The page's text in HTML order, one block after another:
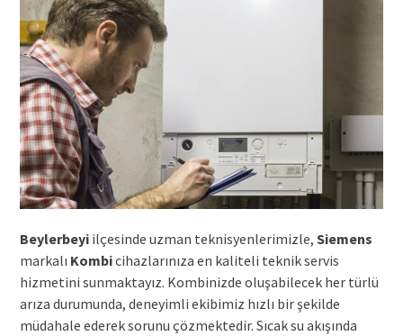
Beylerbeyiilçesinde uzman teknisyenlerimizle, Siemens
markalı Kombicihazlarınıza en kaliteli teknik servis
hizmetini sunmaktayız. Kombinizde oluşabilecek her türlü
arıza durumunda, deneyimli ekibimiz hızlı bir şekilde
müdahale ederek sorunu çözmektedir. Sıcak su akışında